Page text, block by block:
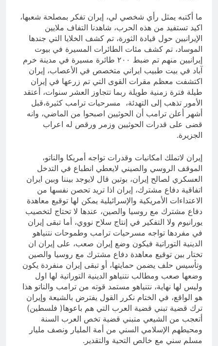
ما أكتبه يمثل رأي شخصي لي، إيران تفكر بمصلحة شعبها،
اكيد تستفيد من هذه الحرب، شاهدنا التفاف ملايين
الإيرانيين حول قيادة الثورة، تم كشف الخلايا التي جندها
الموساد، تم كشف مئات الطائرات المسيرة في بيوت
إيرانيين منهم تم ضبط ٢٠٠ طائرة مسيرة في مدينة خرم
آباد في بيت طبيب ايراني متخصص في الأعصاب، إيران
اكتشفت معظم مقرات القوى التي تم زرعها في إيران
طيلة فترة زمنية طويلة ربما تتجاوز العشر سنوات، أعتقد
الأمور تذهب إلى التهدئة، مسرحيات ترامب كثيرة،قبل
أشهر أعلن ‎ترامب أن الحوثيين اصبحوا من الماضي، وانه
قضى على قدرات الحوثيين وزمر ورقص له اعراب
الجزيرة.
إيران لاتملك امكانيات وقدرات تواجه أمريكا والناتو،
الموقف الروسي والصيني لايعطي انطباع في التدخل
العسكري لصالح إيران، بوتين قال لايوجد بيننا وبين ايران
اتفاقية دفاع مشترك، إيران اذا تريد تحصن نفسها من
الاعتداءات الأمريكية والإسرائيلية يمكن لها توقيع معاهدة
دفاع مشترك مع روسيا والصين، عندها لا تحتاج لتخصيب
يورانيوم ولا التفكير في إنتاج سلاح نووي، أما تبقى إيران
في مفردها تواجه مسرحيات ترامب وطموحات نتنياهو
الدينية التوراتية فيكون وضع إيران صعب، على إيران ان
تختار بين توقيع معاهدة دفاع مشترك مع روسيا والصين
وتأسيس حلف يضمن حمايتها، أو تبقى إيران منفردة يكون
وضعها صعب ومطالب نتنياهو الدينية التوراتية لها اول
وليس لها نهاية، نتنياهو مستمد قوته من ترامب والناتو هذا
هو الواقع، في الختام نكرر القول يفترض بالشيعة وإيران
ترك قضية تبني قضية العرب التي هم باعوها( فلسطين)
أتعجب من الشيعي متبني قضية تخص العرب السنة
ومحيطهم الإسلامي السني من أمة المليار ونصف مليار
مسلم سني مع خالص التحية والتقدير.